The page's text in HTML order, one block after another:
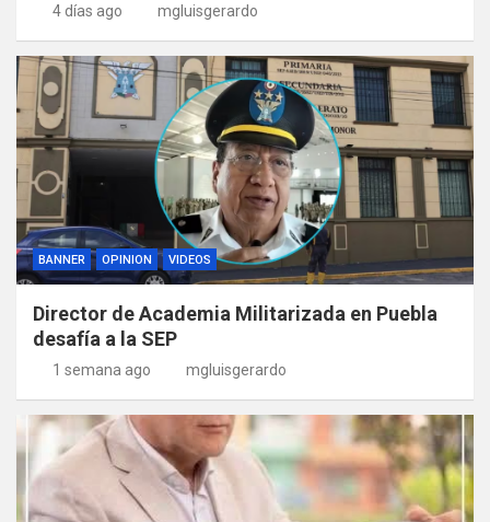
4 días ago mgluisgerardo
BANNER OPINION VIDEOS
Director de Academia Militarizada en Puebla
desafía a la SEP
1 semana ago mgluisgerardo